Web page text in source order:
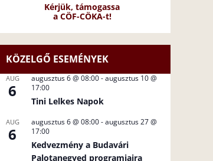
Kérjük, támogassa
a CÖF-CÖKA-t!
KÖZELGŐ ESEMÉNYEK
AUG
6
augusztus 6 @ 08:00-augusztus 10 @
17:00
Tini Lelkes Napok
AUG
6
augusztus 6 @ 08:00-augusztus 27 @
17:00
Kedvezmény a Budavári
Palotanegyed programjaira